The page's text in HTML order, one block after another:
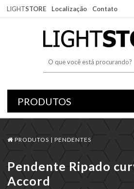
LIGHTSTORE Localização Contato
PRODUTOS | PENDENTES
Pendente Ripado
Accord